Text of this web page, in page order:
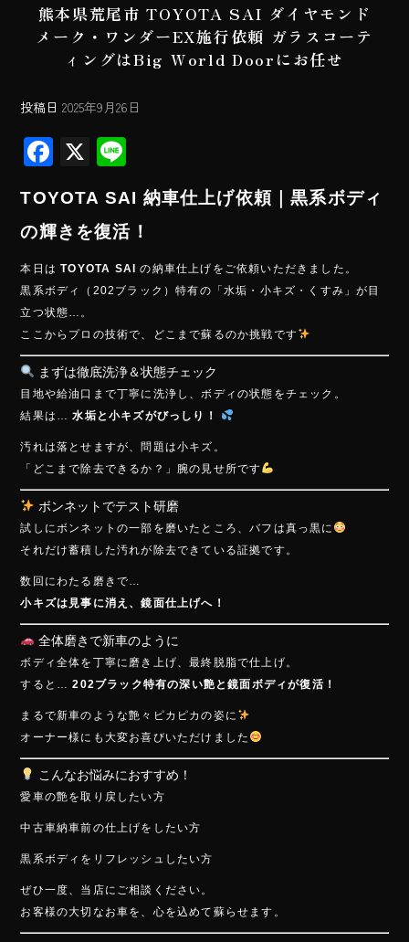
熊本県荒尾市 TOYOTA SAI ダイヤモンド
メーク・ワンダーEX施行依頼 ガラスコーテ
ィングはBig World Doorにお任せ
投稿日 2025年9月26日
F
ac
e
b
o
ok
X
ne
TOYOTA SAI 納車仕上げ依頼｜黒系ボディ
の輝きを復活！
本日はTOYOTA SAI の納車仕上げをご依頼いただきました。
黒系ボディ（202ブラック）特有の「水垢・小キズ・くすみ」が目
立つ状態…。
ここからプロの技術で、どこまで蘇るのか挑戦です
まずは徹底洗浄＆状態チェック
目地や給油口まで丁寧に洗浄し、ボディの状態をチェック。
結果は…水垢と小キズがびっしり！
汚れは落とせますが、問題は小キズ。
「どこまで除去できるか？」腕の見せ所です
ボンネットでテスト研磨
試しにボンネットの一部を磨いたところ、バフは真っ黒に
それだけ蓄積した汚れが除去できている証拠です。
数回にわたる磨きで…
小キズは見事に消え、鏡面仕上げへ！
全体磨きで新車のように
ボディ全体を丁寧に磨き上げ、最終脱脂で仕上げ。
すると…202ブラック特有の深い艶と鏡面ボディが復活！
まるで新車のような艶々ピカピカの姿に
オーナー様にも大変お喜びいただけました
こんなお悩みにおすすめ！
愛車の艶を取り戻したい方
中古車納車前の仕上げをしたい方
黒系ボディをリフレッシュしたい方
ぜひ一度、当店にご相談ください。
お客様の大切なお車を、心を込めて蘇らせます。